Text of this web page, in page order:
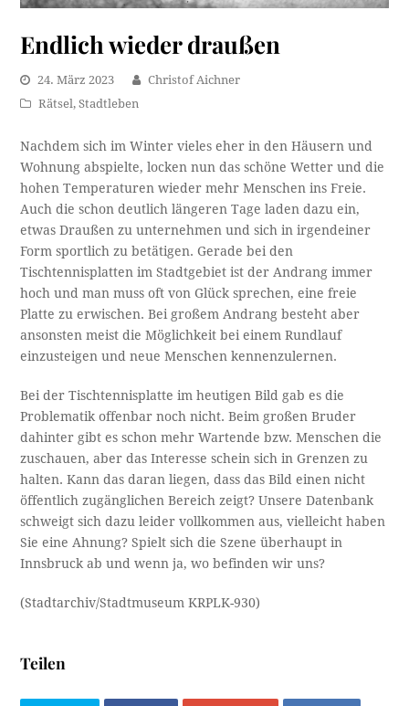
Endlich wieder draußen
24. März 2023
Christof Aichner
Rätsel,Stadtleben
Nachdem sich im Winter vieles eher in den Häusern und
Wohnung abspielte, locken nun das schöne Wetter und die
hohen Temperaturen wieder mehr Menschen ins Freie.
Auch die schon deutlich längeren Tage laden dazu ein,
etwas Draußen zu unternehmen und sich in irgendeiner
Form sportlich zu betätigen. Gerade bei den
Tischtennisplatten im Stadtgebiet ist der Andrang immer
hoch und man muss oft von Glück sprechen, eine freie
Platte zu erwischen. Bei großem Andrang besteht aber
ansonsten meist die Möglichkeit bei einem Rundlauf
einzusteigen und neue Menschen kennenzulernen.
Bei der Tischtennisplatte im heutigen Bild gab es die
Problematik offenbar noch nicht. Beim großen Bruder
dahinter gibt es schon mehr Wartende bzw. Menschen die
zuschauen, aber das Interesse schein sich in Grenzen zu
halten. Kann das daran liegen, dass das Bild einen nicht
öffentlich zugänglichen Bereich zeigt? Unsere Datenbank
schweigt sich dazu leider vollkommen aus, vielleicht haben
Sie eine Ahnung? Spielt sich die Szene überhaupt in
Innsbruck ab und wenn ja, wo befinden wir uns?
(Stadtarchiv/Stadtmuseum KRPLK-930)
Teilen